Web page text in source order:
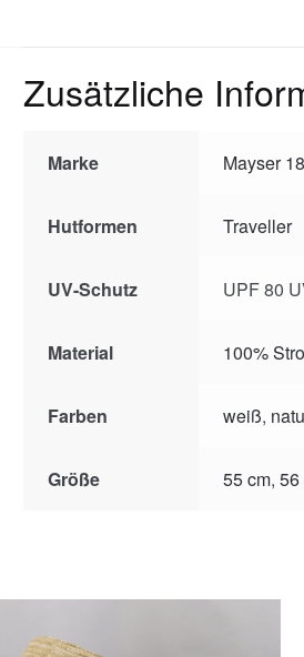
Zusätzliche
Marke Mayser
Hutformen Traveller
UV-Schutz UPF 80
Material 100%
Farben weiß,
Größe 55 cm,56